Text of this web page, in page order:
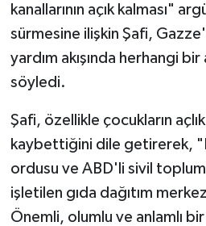
kanallarının açık kalması"
sürmesine ilişkin Şafi,
yardım akışında herhangi
söyledi.
Şafi, özellikle çocukların
kaybettiğini dile getirerek,
ordusu ve ABD'li sivil
işletilen gıda dağıtım
Önemli, olumlu ve anlamlı